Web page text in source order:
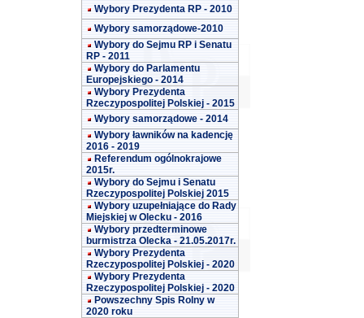
Wybory Prezydenta RP - 2010
Wybory samorządowe-2010
Wybory do Sejmu RP i Senatu
RP - 2011
Wybory do Parlamentu
Europejskiego - 2014
Wybory Prezydenta
Rzeczypospolitej Polskiej - 2015
Wybory samorządowe - 2014
Wybory ławników na kadencję
2016 - 2019
Referendum ogólnokrajowe
2015r.
Wybory do Sejmu i Senatu
Rzeczypospolitej Polskiej 2015
Wybory uzupełniające do Rady
Miejskiej w Olecku - 2016
Wybory przedterminowe
burmistrza Olecka - 21.05.2017r.
Wybory Prezydenta
Rzeczypospolitej Polskiej - 2020
Wybory Prezydenta
Rzeczypospolitej Polskiej - 2020
Powszechny Spis Rolny w
2020 roku